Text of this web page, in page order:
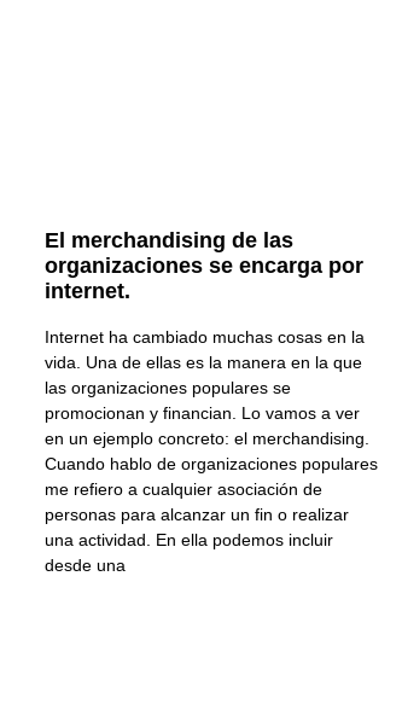
El merchandising de las
organizaciones se encarga por
internet.
Internet ha cambiado muchas cosas en la
vida. Una de ellas es la manera en la que
las organizaciones populares se
promocionan y financian. Lo vamos a ver
en un ejemplo concreto: el merchandising.
Cuando hablo de organizaciones populares
me refiero a cualquier asociación de
personas para alcanzar un fin o realizar
una actividad. En ella podemos incluir
desde una